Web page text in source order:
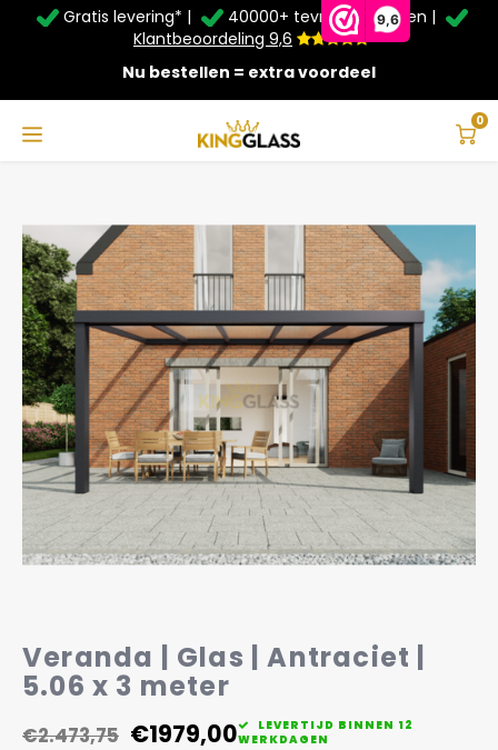
9,6
Service & Contact
Bezorging
Afhalen
Montage
Betaalmethoden
Garantie
Veelgestelde vragen
Taal
Deutsch
Gratis levering* |
40000+ tevreden klanten |
Klantbeoordeling 9,6
Nu bestellen = extra voordeel
0
Zomer Deals: Tot 20% kortingop schuifwanden en
veranda's +€20extra kassa korting*
Veranda | Glas | Antraciet | 5.06 x 3 meter
Veranda | Glas | Antraciet |
5.06 x 3 meter
€2.473,75 €1979,00
LEVERTIJD BINNEN 12
WERKDAGEN